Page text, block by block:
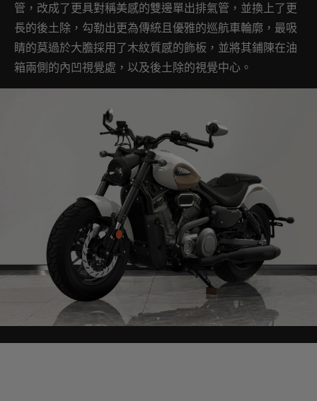
管，改成了更具對稱美感的雙邊單出排氣管，並換上了更
長的後土除，勾勒出更為傳統且優雅的巡航車輪廓，最吸
睛的莫過於大膽採用了木紋質感的飾板，並將其鋪陳在油
箱兩側的內凹視覺處，以及後土除的視覺中心。